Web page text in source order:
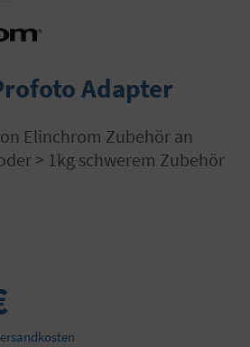
Adapter
> 1kg schwerem Zubehör